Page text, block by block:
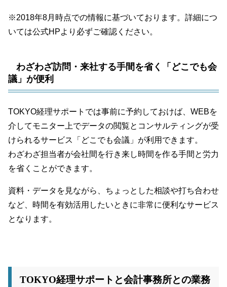
※2018年8月時点での情報に基づいております。詳細につ
いては公式HPより必ずご確認ください。
わざわざ訪問・来社する手間を省く「どこでも会
議」が便利
TOKYO経理サポートでは事前に予約しておけば、WEBを
介してモニター上でデータの閲覧とコンサルティングが受
けられるサービス「どこでも会議」が利用できます。
わざわざ担当者が会社間を行き来し時間を作る手間と労力
を省くことができます。
資料・データを見ながら、ちょっとした相談や打ち合わせ
など、時間を有効活用したいときに非常に便利なサービス
となります。
TOKYO経理サポートと会計事務所との業務